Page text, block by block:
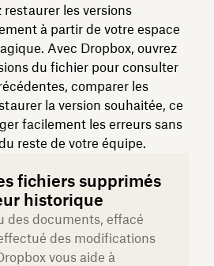
restaurer les versions
à partir de votre espace
Avec Dropbox, ouvrez
du fichier pour consulter
comparer les
la version souhaitée, ce
facilement les erreurs sans
reste de votre équipe.
fichiers supprimés
historique
des documents, effacé
des modifications
vous aide à